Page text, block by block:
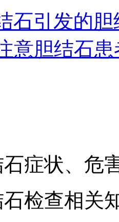
石引发的
意胆结石
症状、危
检查相关